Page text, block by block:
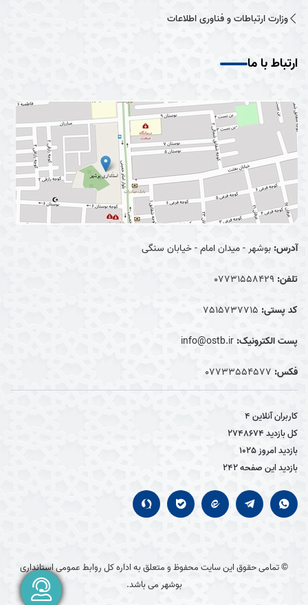
وزارت ارتباطات و فناوری اطلاعات
ارتباط با ما
آدرس: بوشهر - میدان امام - خیابان سنگی
تلفن: 07731558429
کد پستی: 7515737715
پست الکترونیک: info@ostb.ir
فکس: 07733554577
کاربران آنلاین4
کل بازدید2748674
بازدید امروز1025
بازدید این صفحه242
© تمامی حقوق این سایت محفوظ و متعلق به اداره کل روابط عمومی استانداری
بوشهر می باشد.